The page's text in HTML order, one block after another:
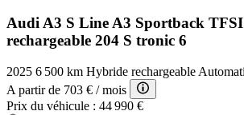
Audi A3 S Line A3 Sportback
rechargeable 204 S tronic 6
2025 6 500 km Hybride rechargeable
A partir de 703 € / mois
Prix du véhicule : 44 990 €